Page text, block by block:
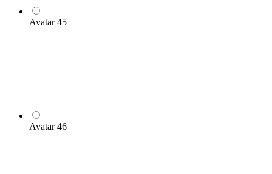
Avatar 45
Avatar 46